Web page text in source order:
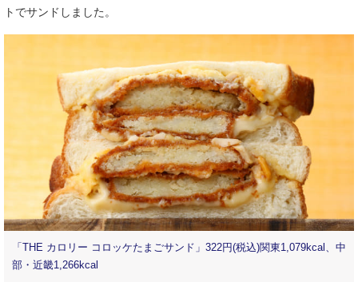
トでサンドしました。
「THE カロリー コロッケたまごサンド」322円(税込)関東1,079kcal、中
部・近畿1,266kcal